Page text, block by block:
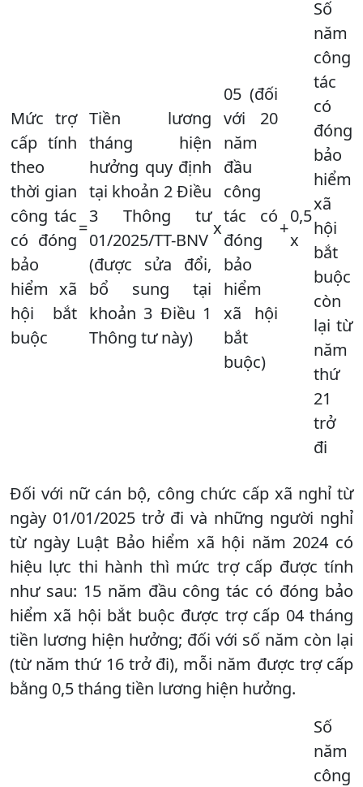
Mức trợ
cấp tính
theo
thời gian
công tác
có đóng
bảo
hiểm xã
hội bắt
buộc
=
Tiền lương
tháng hiện
hưởng quy định
tại khoản 2 Điều
3 Thông tư
01/2025/TT-BNV
(được sửa đổi,
bổ sung tại
khoản 3 Điều 1
Thông tư này)
x
05 (đối
với 20
năm
đầu
công
tác có
đóng
bảo
hiểm
xã hội
bắt
buộc)
+
0,5
x
Số
năm
công
tác
có
đóng
bảo
hiểm
xã
hội
bắt
buộc
còn
lại từ
năm
thứ
21
trở
đi
Đối với nữ cán bộ, công chức cấp xã nghỉ từ
ngày 01/01/2025 trở đi và những người nghỉ
từ ngày Luật Bảo hiểm xã hội năm 2024 có
hiệu lực thi hành thì mức trợ cấp được tính
như sau: 15 năm đầu công tác có đóng bảo
hiểm xã hội bắt buộc được trợ cấp 04 tháng
tiền lương hiện hưởng; đối với số năm còn lại
(từ năm thứ 16 trở đi), mỗi năm được trợ cấp
bằng 0,5 tháng tiền lương hiện hưởng.
Số
năm
công